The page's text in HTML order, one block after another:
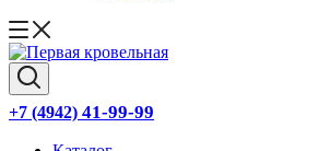
+7 (4942) 41-99-99